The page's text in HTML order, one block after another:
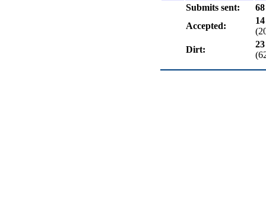
Submits sent:
68
Accepted:
14
Dirt:
23